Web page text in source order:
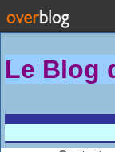
Le Blog